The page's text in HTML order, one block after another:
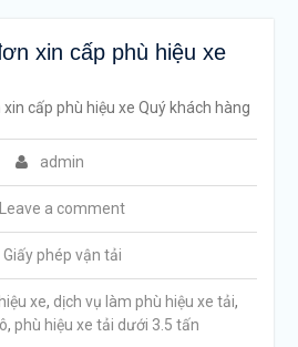
xin cấp phù hiệu xe
admin
Leave a comment
Giấy phép vận tải
xe, dịch vụ làm phù hiệu xe tải,
,phù hiệu xe tải dưới 3.5 tấn
xin cấp phù hiệu xe Quý khách hàng